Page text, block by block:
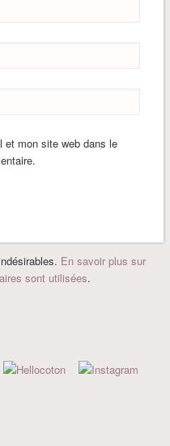
et mon site web dans le
En savoir plus sur
sont utilisées.